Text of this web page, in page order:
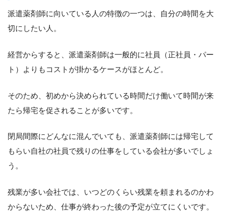
派遣薬剤師に向いている人の特徴の一つは、自分の時間を大
切にしたい人。
経営からすると、派遣薬剤師は一般的に社員（正社員・パー
ト）よりもコストが掛かるケースがほとんど。
そのため、初めから決められている時間だけ働いて時間が来
たら帰宅を促されることが多いです。
閉局間際にどんなに混んでいても、派遣薬剤師には帰宅して
もらい自社の社員で残りの仕事をしている会社が多いでしょ
う。
残業が多い会社では、いつどのくらい残業を頼まれるのかわ
からないため、仕事が終わった後の予定が立てにくいです。